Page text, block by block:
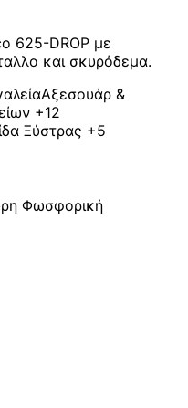
625-DROP με
και σκυρόδεμα.
Αξεσουάρ &
+12
Ξύστρας +5
Φωσφορική